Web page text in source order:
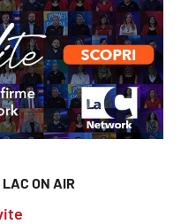
LAC ON AIR